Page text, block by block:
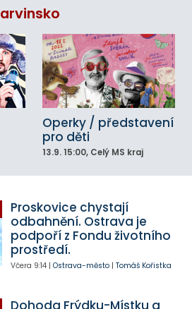
Operky / představení
pro děti
13.9. 15:00, Celý MS kraj
Proskovice chystají
odbahnění. Ostrava je
podpoří z Fondu životního
prostředí.
Včera 9:14| Ostrava-město| Tomáš Kořistka
Dohoda Frýdku-Místku a